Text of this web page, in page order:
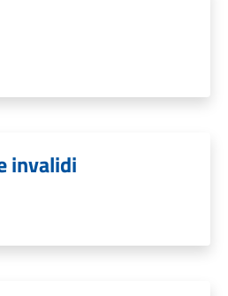
invalidi